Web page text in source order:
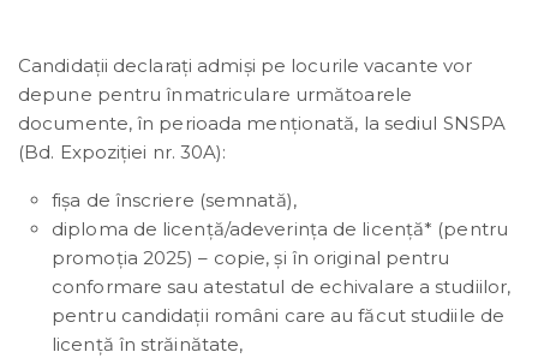
Candidații declarați admiși pe locurile vacante vor
depune pentru înmatriculare următoarele
documente, în perioada menționată, la sediul SNSPA
(Bd. Expoziției nr. 30A):
fișa de înscriere (semnată),
diploma de licență/adeverința de licență* (pentru
promoția 2025) – copie, și în original pentru
conformare sau atestatul de echivalare a studiilor,
pentru candidații români care au făcut studiile de
licență în străinătate,